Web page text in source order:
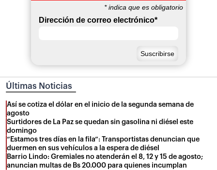
*indica que es obligatorio
Dirección de correo electrónico*
Últimas Noticias
Así se cotiza el dólar en el inicio de la segunda semana de
agosto
Surtidores de La Paz se quedan sin gasolina ni diésel este
domingo
“Estamos tres días en la fila”: Transportistas denuncian que
duermen en sus vehículos a la espera de diésel
Barrio Lindo: Gremiales no atenderán el 8, 12 y 15 de agosto;
anuncian multas de Bs 20.000 para quienes incumplan